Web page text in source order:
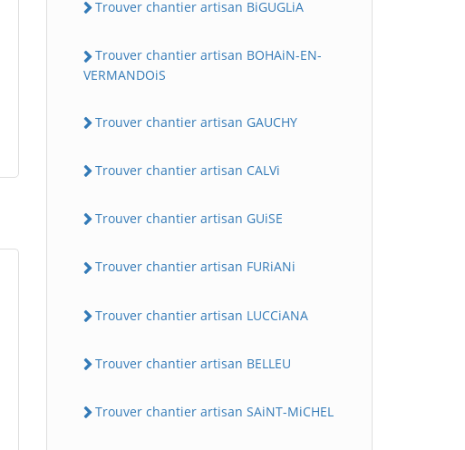
Trouver chantier artisan BiGUGLiA
Trouver chantier artisan BOHAiN-EN-
VERMANDOiS
Trouver chantier artisan GAUCHY
Trouver chantier artisan CALVi
Trouver chantier artisan GUiSE
Trouver chantier artisan FURiANi
Trouver chantier artisan LUCCiANA
Trouver chantier artisan BELLEU
Trouver chantier artisan SAiNT-MiCHEL